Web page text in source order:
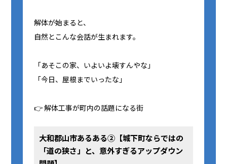
解体が始まると、
自然とこんな会話が生まれます。
「あそこの家、いよいよ壊すんやな」
「今日、屋根までいったな」
👉 解体工事が町内の話題になる街
大和郡山市あるある②【城下町ならではの
「道の狭さ」と、意外すぎるアップダウン